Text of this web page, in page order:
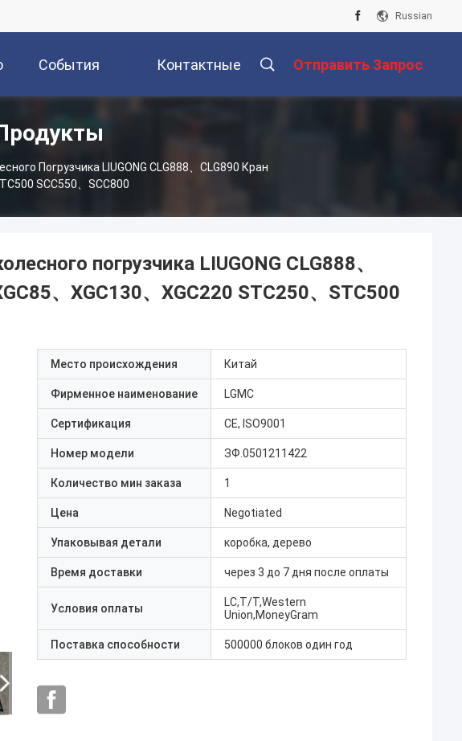
Russian
События Контактные Отправить Запрос
Погрузчика LIUGONG CLG888、CLG890 Кран
SCC550、SCC800
погрузчика LIUGONG CLG888、
、XGC130、XGC220 STC250、STC500
Место происхождения Китай
Фирменное наименование LGMC
Сертификация CE, ISO9001
Номер модели ЗФ.0501211422
Количество мин заказа 1
Цена Negotiated
Упаковывая детали коробка, дерево
Время доставки через 3 до 7 дня после оплаты
Условия оплаты
LC,T/T,Western
Union,MoneyGram
Поставка способности 500000 блоков один год